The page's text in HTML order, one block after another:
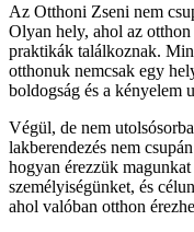
Az Otthoni Zseni nem
Olyan hely, ahol az otthon
praktikák találkoznak.
otthonuk nemcsak egy
boldogság és a kényelem
Végül, de nem
lakberendezés nem
hogyan érezzük
személyiségünket, és
ahol valóban otthon